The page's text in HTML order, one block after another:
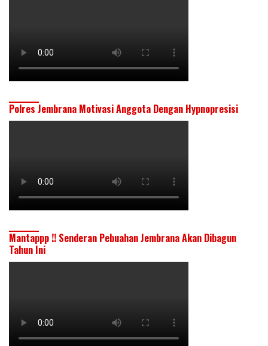
Polres Jembrana Motivasi Anggota Dengan Hypnopresisi
Mantappp !! Senderan Pebuahan Jembrana Akan Dibagun
Tahun Ini